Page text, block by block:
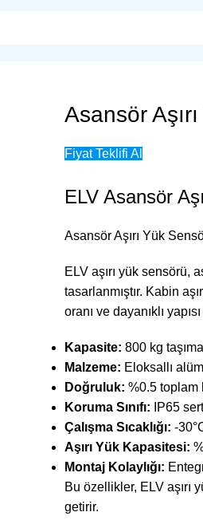
Asansör
Fiyat Teklifi Al
ELV Asansör
Asansör Aşırı Yük
ELV aşırı yük sensörü,
tasarlanmıştır. Kabin
oranı ve dayanıklı
Kapasite: 800 kg
Malzeme: Eloksallı
Doğruluk: %0.5 toplam
Koruma Sınıfı: IP65
Çalışma Sıcaklığı: -
Aşırı Yük Kapasitesi:
Montaj Kolaylığı:
Bu özellikler, ELV
getirir.